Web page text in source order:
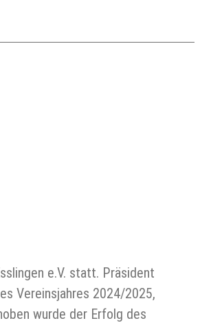
e.V. statt. Präsident
Vereinsjahres 2024/2025,
wurde der Erfolg des